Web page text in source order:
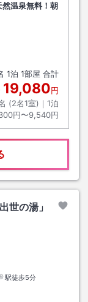
然温泉無料！朝
1泊 1部屋 合計
19,080円
(2名1室)｜ 1泊
円〜9,540円
世の湯」
駅徒歩5分